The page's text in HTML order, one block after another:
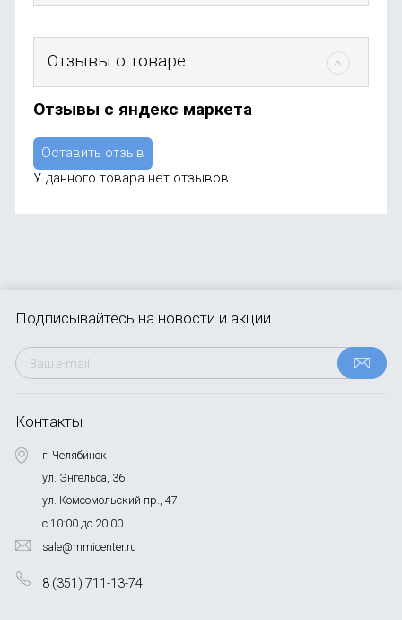
Отзывы о товаре
Отзывы с яндекс маркета
Оставить отзыв
У данного товара нет отзывов.
Контакты
г. Челябинск
ул. Энгельса, 36
ул. Комсомольский пр., 47
с 10:00 до 20:00
sale@mmicenter.ru
8 (351) 711-13-74
Подписывайтесь на новости и акции